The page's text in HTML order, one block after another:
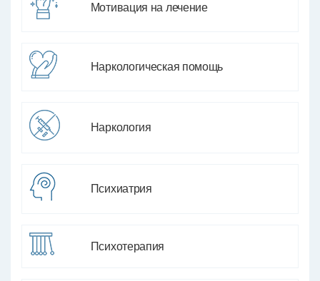
Мотивация на лечение
Наркологическая помощь
Наркология
Психиатрия
Психотерапия